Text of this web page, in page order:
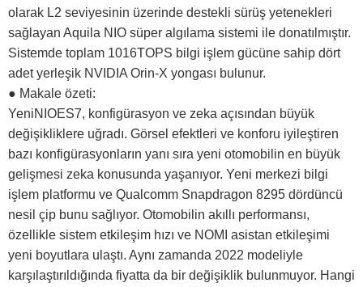
olarak L2 seviyesinin üzerinde destekli sürüş yetenekleri
sağlayan Aquila NIO süper algılama sistemi ile donatılmıştır.
Sistemde toplam 1016TOPS bilgi işlem gücüne sahip dört
adet yerleşik NVIDIA Orin-X yongası bulunur.
● Makale özeti:
YeniNIOES7, konfigürasyon ve zeka açısından büyük
değişikliklere uğradı. Görsel efektleri ve konforu iyileştiren
bazı konfigürasyonların yanı sıra yeni otomobilin en büyük
gelişmesi zeka konusunda yaşanıyor. Yeni merkezi bilgi
işlem platformu ve Qualcomm Snapdragon 8295 dördüncü
nesil çip bunu sağlıyor. Otomobilin akıllı performansı,
özellikle sistem etkileşim hızı ve NOMI asistan etkileşimi
yeni boyutlara ulaştı. Aynı zamanda 2022 modeliyle
karşılaştırıldığında fiyatta da bir değişiklik bulunmuyor. Hangi